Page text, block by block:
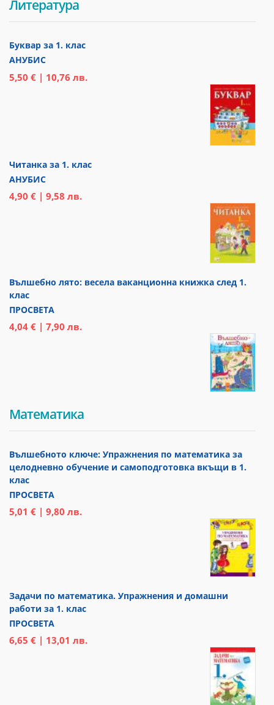
Литература
Буквар за 1. клас
АНУБИС
5,50 € | 10,76 лв.
Читанка за 1. клас
АНУБИС
4,90 € | 9,58 лв.
Вълшебно лято: весела ваканционна книжка след 1.
клас
ПРОСВЕТА
4,04 € | 7,90 лв.
Математика
Вълшебното ключе: Упражнения по математика за
целодневно обучение и самоподготовка вкъщи в 1.
клас
ПРОСВЕТА
5,01 € | 9,80 лв.
Задачи по математика. Упражнения и домашни
работи за 1. клас
ПРОСВЕТА
6,65 € | 13,01 лв.